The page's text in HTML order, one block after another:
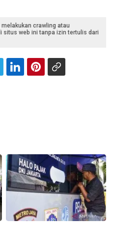
crawling atau
situs web ini tanpa izin tertulis dari